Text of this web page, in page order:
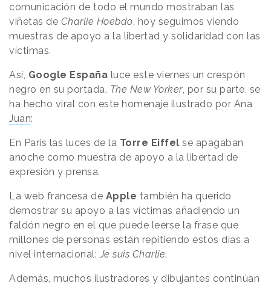
comunicación de todo el mundo mostraban las
viñetas de Charlie Hoebdo , hoy seguimos viendo
muestras de apoyo a la libertad y solidaridad con las
víctimas.
Así, Google España luce este viernes un crespón
negro en su portada. The New Yorker, por su parte, se
ha hecho viral con este homenaje ilustrado por Ana
Juan:
En Paris las luces de la Torre Eiffel se apagaban
anoche como muestra de apoyo a la libertad de
expresión y prensa.
La web francesa de Apple también ha querido
demostrar su apoyo a las víctimas añadiendo un
faldón negro en el que puede leerse la frase que
millones de personas están repitiendo estos días a
nivel internacional: Je suis Charlie.
Además, muchos ilustradores y dibujantes continúan